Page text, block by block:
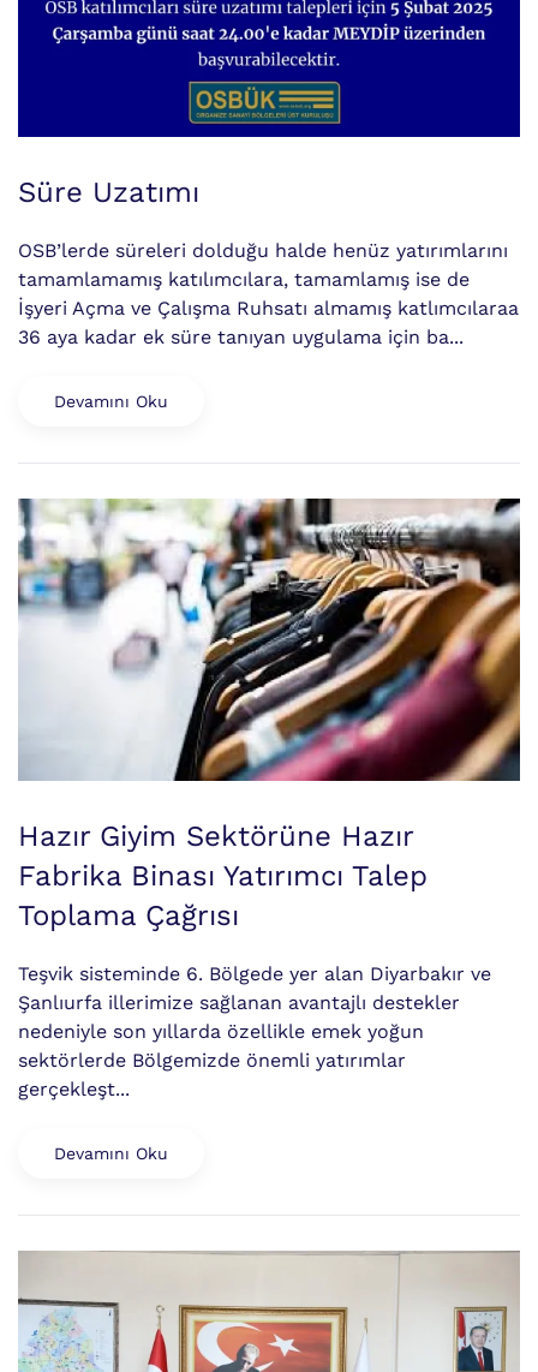
Süre Uzatımı
OSB’lerde süreleri dolduğu halde henüz yatırımlarını
tamamlamamış katılımcılara, tamamlamış ise de
İşyeri Açma ve Çalışma Ruhsatı almamış katlımcılaraa
36 aya kadar ek süre tanıyan uygulama için ba...
Devamını Oku
Hazır Giyim Sektörüne Hazır
Fabrika Binası Yatırımcı Talep
Toplama Çağrısı
Teşvik sisteminde 6. Bölgede yer alan Diyarbakır ve
Şanlıurfa illerimize sağlanan avantajlı destekler
nedeniyle son yıllarda özellikle emek yoğun
sektörlerde Bölgemizde önemli yatırımlar
gerçekleşt...
Devamını Oku